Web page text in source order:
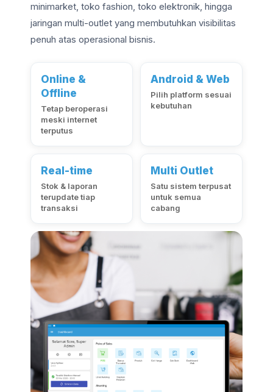
minimarket, toko fashion, toko elektronik, hingga
jaringan multi-outlet yang membutuhkan visibilitas
penuh atas operasional bisnis.
Online &
Offline
Tetap beroperasi
meski internet
terputus
Android & Web
Pilih platform sesuai
kebutuhan
Real-time
Stok & laporan
terupdate tiap
transaksi
Multi Outlet
Satu sistem terpusat
untuk semua
cabang